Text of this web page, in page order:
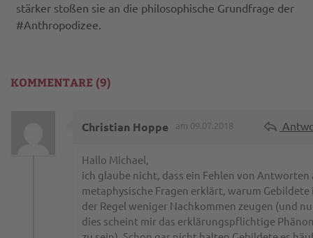
stärker stoßen sie an die philosophische Grundfrage der
#Anthropodizee.
KOMMENTARE (9)
Christian Hoppe am 09.07.2018
Hallo Michael,
ich glaube nicht, dass ein Fehlen von Antworten
metaphysische Fragen erklärt, warum Gebildete
der Regel weniger Nachkommen zeugen (und
dies scheint mir das erklärungspflichtige